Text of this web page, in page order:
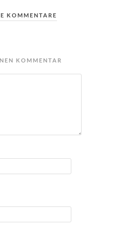
KOMMENTARE
KOMMENTAR